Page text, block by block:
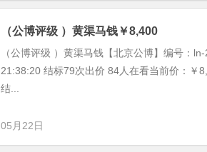
（公博评级 ）黄渠马钱￥8,400
（公博评级 ）黄渠马钱【北京公博】编号：
21:38:20 结标79次出价 84人在看当前价：￥
结...
05月22日